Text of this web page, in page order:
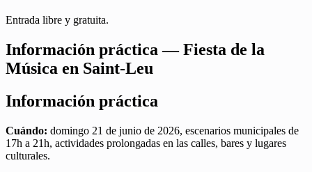
Entrada libre y gratuita.
Información práctica — Fiesta de la
Música en Saint-Leu
Información práctica
Cuándo: domingo 21 de junio de 2026, escenarios municipales de
17h a 21h, actividades prolongadas en las calles, bares y lugares
culturales.